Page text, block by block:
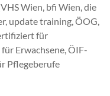
Wien, bfi Wien, die
update training, ÖOG,
für
Erwachsene, ÖIF-
Pflegeberufe